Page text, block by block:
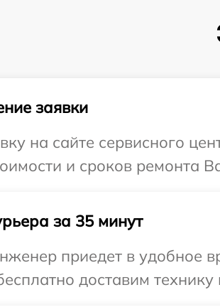
заявки
на сайте сервисного
и сроков ремонта
за 35 минут
приедет в удобное
доставим